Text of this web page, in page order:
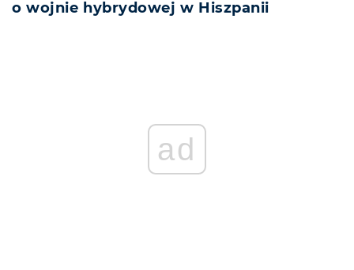
o wojnie hybrydowej w Hiszpanii
ad